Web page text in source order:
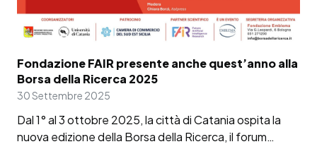
Fondazione FAIR presente anche quest’anno alla
Borsa della Ricerca 2025
30 Settembre 2025
Dal 1° al 3 ottobre 2025, la città di Catania ospita la
nuova edizione della Borsa della Ricerca, il forum…